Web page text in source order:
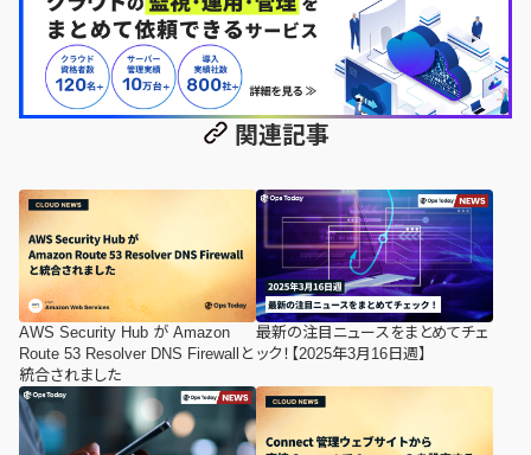
関連記事
AWS Security Hub が Amazon
Route 53 Resolver DNS Firewallと
統合されました
最新の注目ニュースをまとめてチェ
ック！【2025年3月16日週】